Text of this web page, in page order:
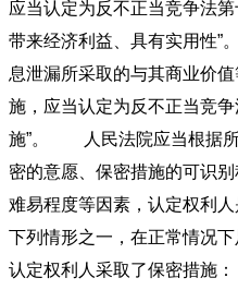
应当认定为反不正当竞争法
带来经济利益、具有实用性
息泄漏所采取的与其商业价
施，应当认定为反不正当竞
施”。 人民法院应当根据所
密的意愿、保密措施的可识
难易程度等因素，认定权
下列情形之一，在正常情况
认定权利人采取了保密措